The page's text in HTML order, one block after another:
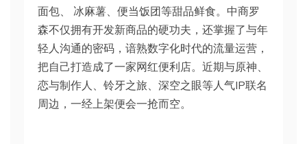
面包、 冰麻薯、便当饭团等甜品鲜食。中商罗
森不仅拥有开发新商品的硬功夫，还掌握了与年
轻人沟通的密码，谙熟数字化时代的流量运营，
把自己打造成了一家网红便利店。近期与原神、
恋与制作人、铃牙之旅、深空之眼等人气IP联名
周边，一经上架便会一抢而空。